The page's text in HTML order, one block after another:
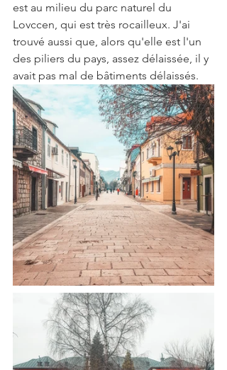
est au milieu du parc naturel du
Lovccen, qui est très rocailleux. J'ai
trouvé aussi que, alors qu'elle est l'un
des piliers du pays, assez délaissée, il y
avait pas mal de bâtiments délaissés.